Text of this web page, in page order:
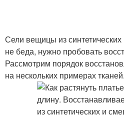
Сели вещицы из
не беда, нужно пробовать
Рассмотрим порядок
на нескольких примерах тканей.